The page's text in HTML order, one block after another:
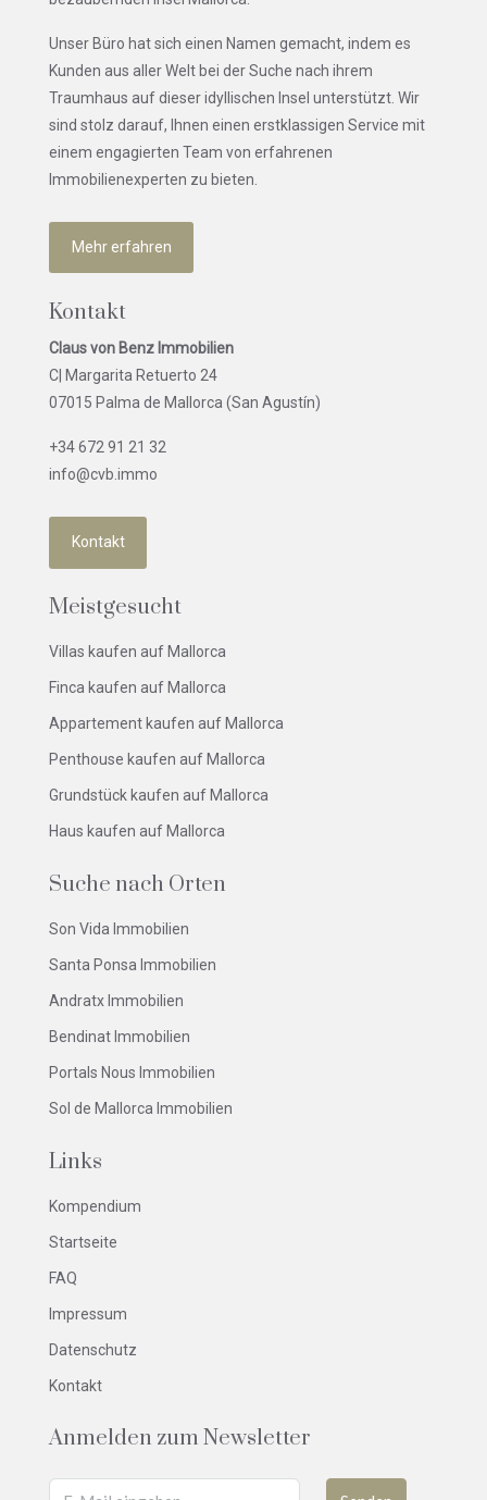
Unser Büro hat sich einen Namen gemacht, indem es
Kunden aus aller Welt bei der Suche nach ihrem
Traumhaus auf dieser idyllischen Insel unterstützt. Wir
sind stolz darauf, Ihnen einen erstklassigen Service mit
einem engagierten Team von erfahrenen
Immobilienexperten zu bieten.
Mehr erfahren
Kontakt
Claus von Benz Immobilien
C| Margarita Retuerto 24
07015 Palma de Mallorca (San Agustín)
+34 672 91 21 32
info@cvb.immo
Kontakt
Meistgesucht
Villas kaufen auf Mallorca
Finca kaufen auf Mallorca
Appartement kaufen auf Mallorca
Penthouse kaufen auf Mallorca
Grundstück kaufen auf Mallorca
Haus kaufen auf Mallorca
Suche nach Orten
Son Vida Immobilien
Santa Ponsa Immobilien
Andratx Immobilien
Bendinat Immobilien
Portals Nous Immobilien
Sol de Mallorca Immobilien
Links
Kompendium
Startseite
FAQ
Impressum
Datenschutz
Kontakt
Anmelden zum Newsletter